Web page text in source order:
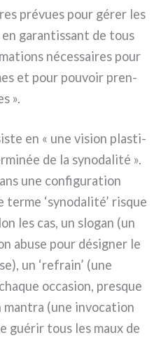
pré­vues pour gérer les
garan­tis­sant de tous
néces­sai­res pour
et pour pou­voir pren­
».
en « une vision pla­sti­
de la syno­da­li­té ».
une con­fi­gu­ra­tion
‘syno­da­li­té’ risque
les cas, un slo­gan (un
abu­se pour dési­gner le
un ‘refrain’ (une
occa­sion, pre­sque
(une invo­ca­tion
gué­rir tous les maux de